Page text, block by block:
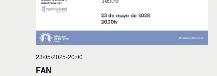
23/05/2025-20:00
FAN